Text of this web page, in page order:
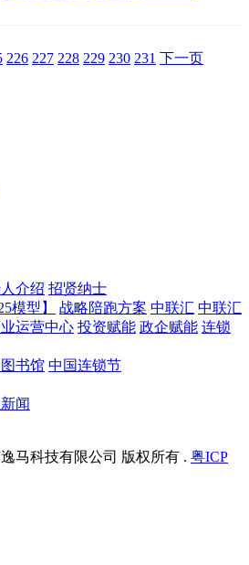
226 227 228 229 230 231 下一页
介绍 招贤纳士
模型】 战略陪跑方案 中联汇 中联汇
运营中心 投资赋能 政企赋能 连锁
书馆 中国连锁节
闻
马科技有限公司 版权所有 . 粤ICP